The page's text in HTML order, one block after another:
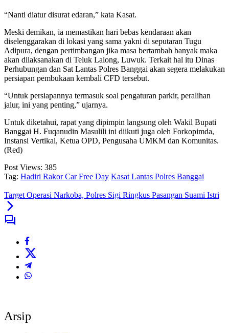
“Nanti diatur disurat edaran,” kata Kasat.
Meski demikan, ia memastikan hari bebas kendaraan akan
diselenggarakan di lokasi yang sama yakni di seputaran Tugu
Adipura, dengan pertimbangan jika masa bertambah banyak maka
akan dilaksanakan di Teluk Lalong, Luwuk. Terkait hal itu Dinas
Perhubungan dan Sat Lantas Polres Banggai akan segera melakukan
persiapan pembukaan kembali CFD tersebut.
“Untuk persiapannya termasuk soal pengaturan parkir, peralihan
jalur, ini yang penting,” ujarnya.
Untuk diketahui, rapat yang dipimpin langsung oleh Wakil Bupati
Banggai H. Fuqanudin Masulili ini diikuti juga oleh Forkopimda,
Instansi Vertikal, Ketua OPD, Pengusaha UMKM dan Komunitas.
(Red)
Post Views: 385
Tag: Hadiri Rakor Car Free Day Kasat Lantas Polres Banggai
Target Operasi Narkoba, Polres Sigi Ringkus Pasangan Suami Istri
Arsip